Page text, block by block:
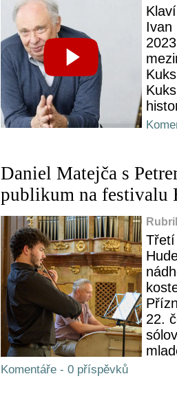
Ivan
Daniel Matejča s
publikum na festivalu
22.
Komentáře - 0 příspěvků